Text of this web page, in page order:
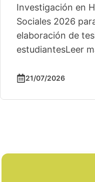
localidades, con lo
04/06/2026